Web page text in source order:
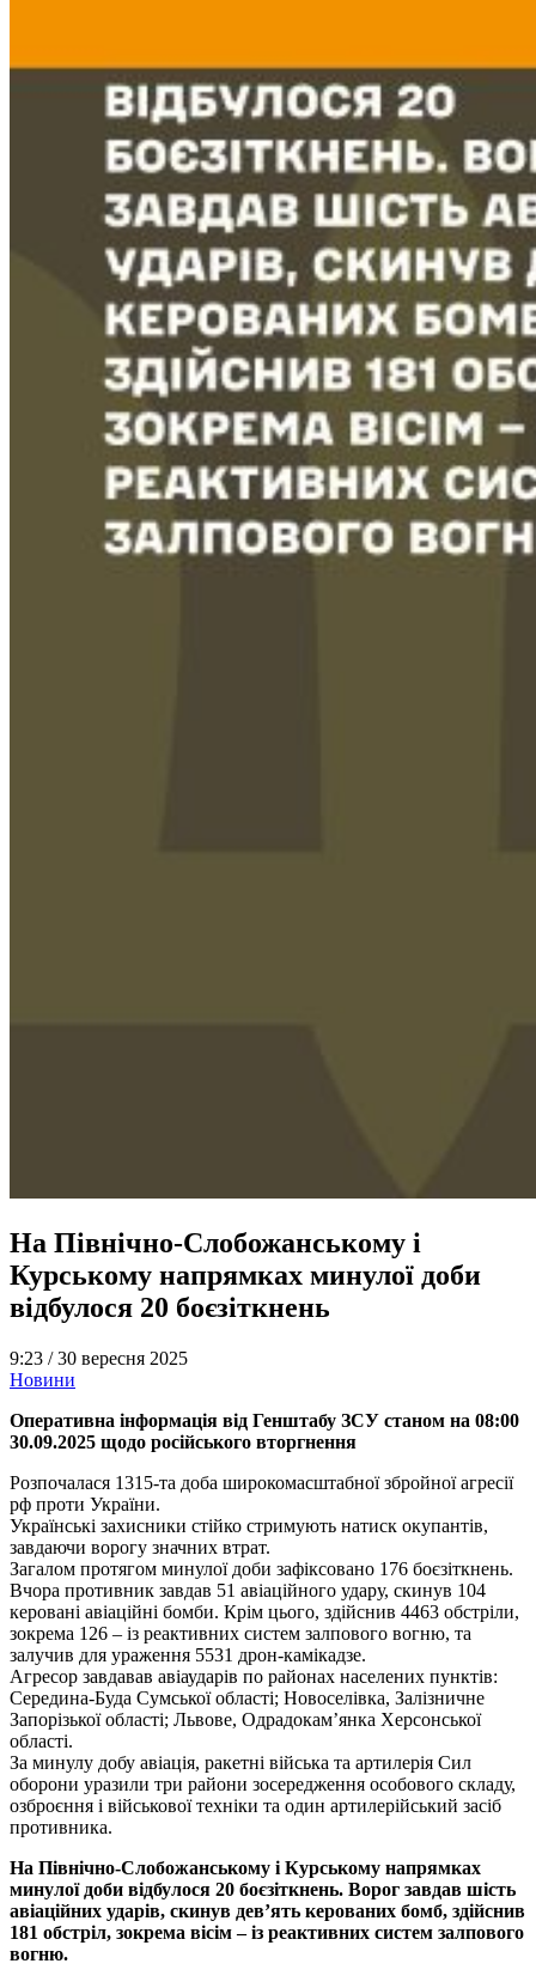
На Північно-Слобожанському і
Курському напрямках минулої доби
відбулося 20 боєзіткнень
9:23 /30 вересня 2025
Новини
Оперативна інформація від Генштабу ЗСУ станом на 08:00
30.09.2025 щодо російського вторгнення
Розпочалася 1315-та доба широкомасштабної збройної агресії
рф проти України.
Українські захисники стійко стримують натиск окупантів,
завдаючи ворогу значних втрат.
Загалом протягом минулої доби зафіксовано 176 боєзіткнень.
Вчора противник завдав 51 авіаційного удару, скинув 104
керовані авіаційні бомби. Крім цього, здійснив 4463 обстріли,
зокрема 126 – із реактивних систем залпового вогню, та
залучив для ураження 5531 дрон-камікадзе.
Агресор завдавав авіаударів по районах населених пунктів:
Середина-Буда Сумської області; Новоселівка, Залізничне
Запорізької області; Львове, Одрадокам’янка Херсонської
області.
За минулу добу авіація, ракетні війська та артилерія Сил
оборони уразили три райони зосередження особового складу,
озброєння і військової техніки та один артилерійський засіб
противника.
На Північно-Слобожанському і Курському напрямках
минулої доби відбулося 20 боєзіткнень. Ворог завдав шість
авіаційних ударів, скинув дев’ять керованих бомб, здійснив
181 обстріл, зокрема вісім – із реактивних систем залпового
вогню.